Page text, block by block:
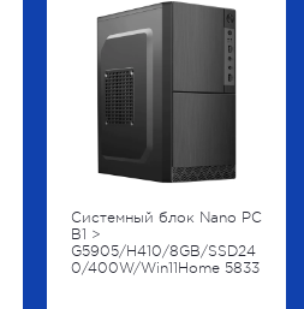
Системный блок Nano PC
B1 >
G5905/H410/8GB/SSD24
0/400W/Win11Home 5833